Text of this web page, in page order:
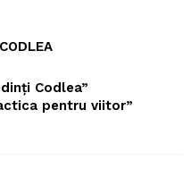
Codlea”
pentru viitor”